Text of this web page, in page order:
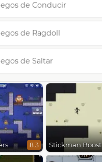
de Conducir
de Ragdoll
de Saltar
8.3 Stickman Boost